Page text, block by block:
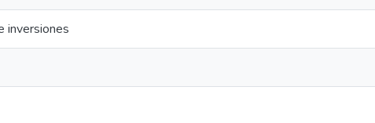
inversiones